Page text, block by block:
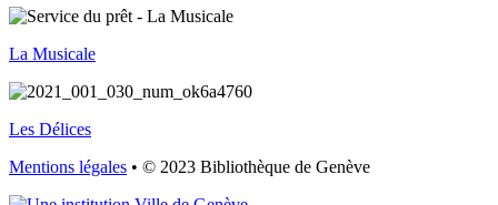
La Musicale
Les Délices
Mentions légales • © 2023 Bibliothèque de Genève